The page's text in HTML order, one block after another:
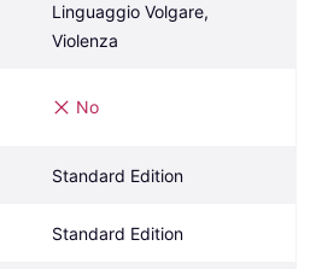
Linguaggio Volgare,
Violenza
No
Standard Edition
Standard Edition